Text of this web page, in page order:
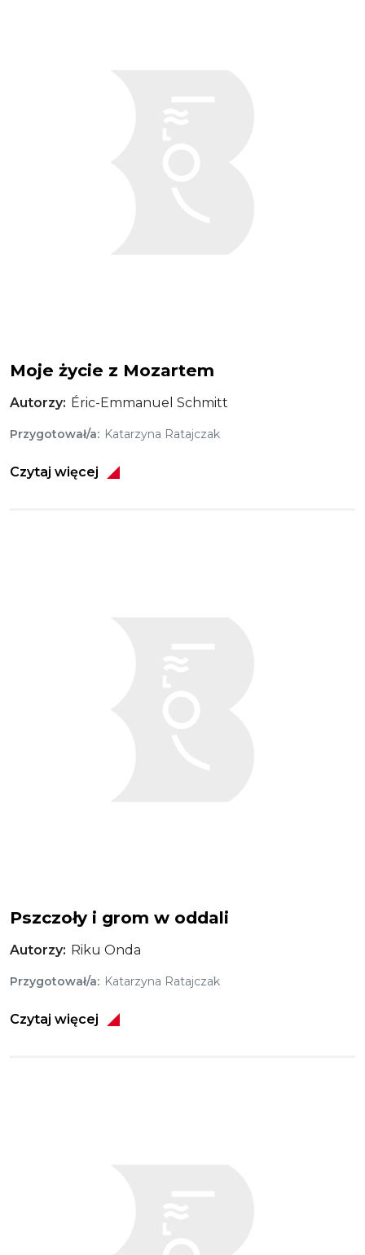
Moje życie z Mozartem
Autorzy Éric-Emmanuel Schmitt
Przygotował/a Katarzyna Ratajczak
Czytaj więcej
Pszczoły i grom w oddali
Autorzy Riku Onda
Przygotował/a Katarzyna Ratajczak
Czytaj więcej